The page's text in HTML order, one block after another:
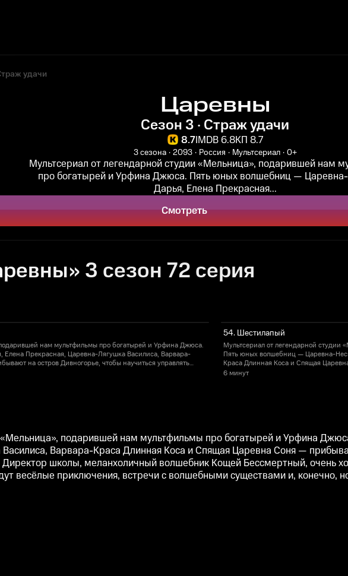
удачи
Царевны
Сезон 3 · Страж удачи
8.7IMDB 6.8КП 8.7
3 сезона 2093 Россия Мультсериал 0+
Мультсериал от легендарной студии «Мельница», подарившей нам
про богатырей и Урфина Джюса. Пять юных волшебниц —
Дарья, Елена Прекрасная...
Смотреть
3 сезон 72 серия
нам мультфильмы про богатырей и Урфина Джюса.
Прекрасная, Царевна-Лягушка Василиса, Варвара-
на остров Дивногорье, чтобы научиться управлять
меланхоличный волшебник Кощей Бессмертный, очень
54. Шестилапый
Мультсериал от легендарной
Пять юных волшебниц — Царевна-
Краса Длинная Коса и Спящая
своими магическими
6 минут
«Мельница», подарившей нам мультфильмы про богатырей и Урфина
Варвара-Краса Длинная Коса и Спящая Царевна Соня —
школы, меланхоличный волшебник Кощей Бессмертный, очень
весёлые приключения, встречи с волшебными существами и, конечно,